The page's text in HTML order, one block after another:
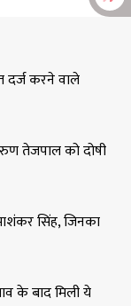
दर्ज करने वाले
तेजपाल को दोषी
सिंह, जिनका
के बाद मिली ये